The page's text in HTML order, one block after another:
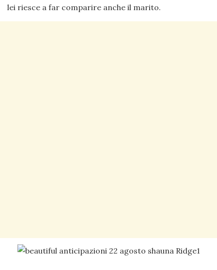
lei riesce a far comparire anche il marito.